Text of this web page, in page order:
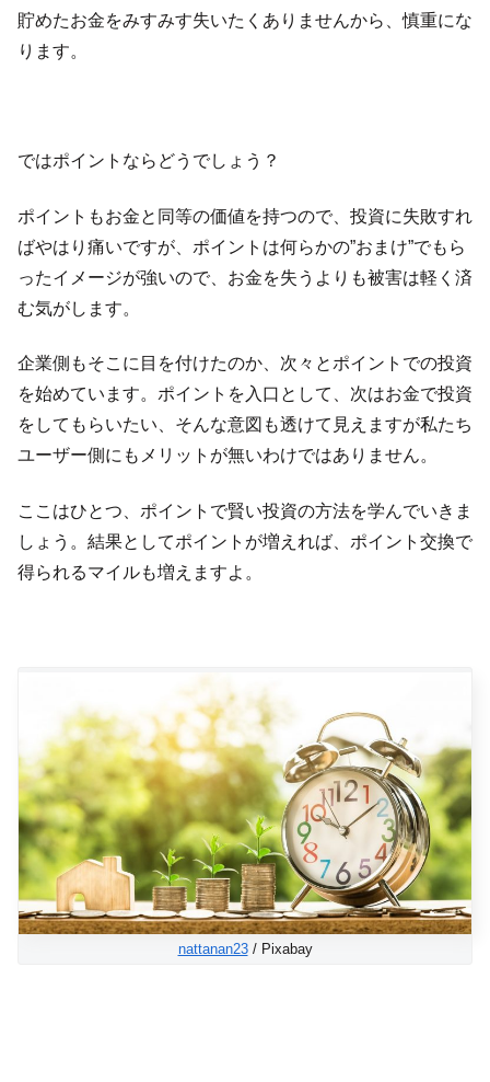
貯めたお金をみすみす失いたくありませんから、慎重にな
ります。
ではポイントならどうでしょう？
ポイントもお金と同等の価値を持つので、投資に失敗すれ
ばやはり痛いですが、ポイントは何らかの”おまけ”でもら
ったイメージが強いので、お金を失うよりも被害は軽く済
む気がします。
企業側もそこに目を付けたのか、次々とポイントでの投資
を始めています。ポイントを入口として、次はお金で投資
をしてもらいたい、そんな意図も透けて見えますが私たち
ユーザー側にもメリットが無いわけではありません。
ここはひとつ、ポイントで賢い投資の方法を学んでいきま
しょう。結果としてポイントが増えれば、ポイント交換で
得られるマイルも増えますよ。
nattanan23/ Pixabay